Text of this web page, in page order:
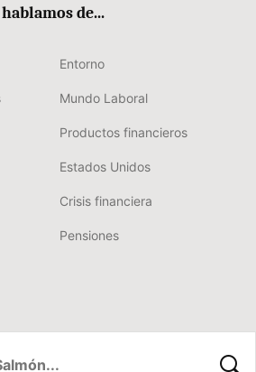
de...
Entorno
Mundo Laboral
Productos financieros
Estados Unidos
Crisis financiera
Pensiones